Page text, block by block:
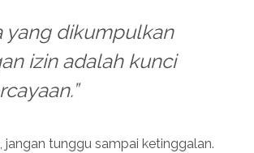
yang dikumpulkan
izin adalah kunci
jangan tunggu sampai ketinggalan.